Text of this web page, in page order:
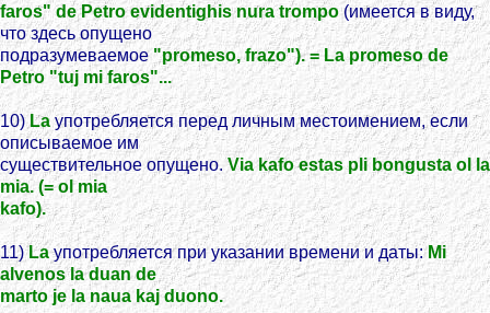
faros" de Petro evidentighis nura trompo(имеется в виду,
что здесь опущено
подразумеваемое "promeso, frazo"). = La promeso de
Petro "tuj mi faros"...
10)La употребляется перед личным местоимением, если
описываемое им
существительное опущено.Via kafo estas pli bongusta ol la
mia. (= ol mia
kafo).
11)Laупотребляется при указании времени и даты: Mi
alvenos la duan de
marto je la naua kaj duono.